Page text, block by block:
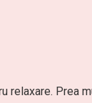
relaxare. Prea